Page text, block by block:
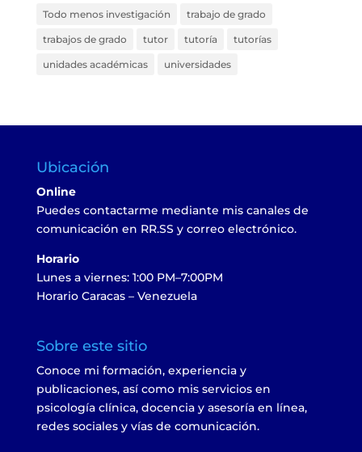
Todo menos investigación trabajo de grado
trabajos de grado tutor tutoría tutorías
unidades académicas universidades
Ubicación
Online
Puedes contactarme mediante mis canales de
comunicación en RR.SS y correo electrónico.
Horario
Lunes a viernes: 1:00 PM–7:00PM
Horario Caracas – Venezuela
Sobre este sitio
Conoce mi formación, experiencia y
publicaciones, así como mis servicios en
psicología clínica, docencia y asesoría en línea,
redes sociales y vías de comunicación.